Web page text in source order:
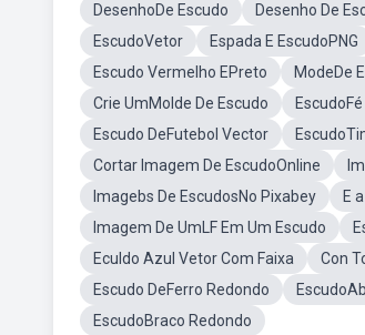
DesenhoDe Escudo
Desenho De
EscudoVetor
Espada E EscudoPNG
Escudo Vermelho EPreto
ModeDe
Crie UmMolde De Escudo
Escudo DeFutebol Vector
Cortar Imagem De EscudoOnline
Imagebs De EscudosNo Pixabey
E
Imagem De UmLF Em Um Escudo
Eculdo Azul Vetor Com Faixa
Con
Escudo DeFerro Redondo
EscudoBraco Redondo